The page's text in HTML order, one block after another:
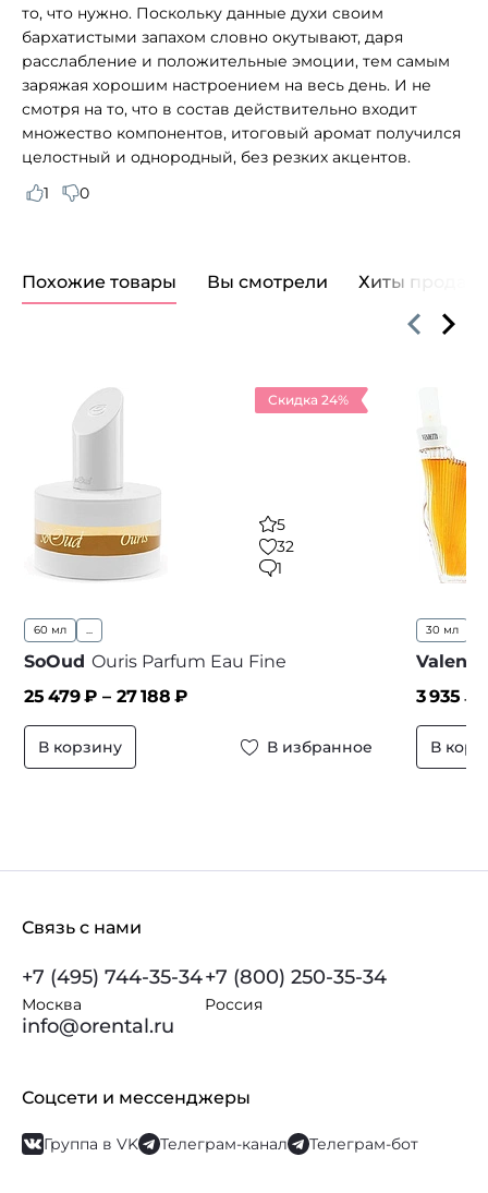
то, что нужно. Поскольку данные духи своим
бархатистыми запахом словно окутывают, даря
расслабление и положительные эмоции, тем самым
заряжая хорошим настроением на весь день. И не
смотря на то, что в состав действительно входит
множество компонентов, итоговый аромат получился
целостный и однородный, без резких акцентов.
1
0
Похожие товары Вы смотрели Хиты продаж
Скидка 24%
5
32
1
60 мл
SoOud Ouris Parfum Eau Fine
25 479₽ – 27 188 ₽
В корзину В избранное
30 мл
3 935 ₽
В
Связь с нами
+7 (495) 744-35-34
Москва
+7 (800) 250-35-34
Россия
info@orental.ru
Соцсети и мессенджеры
Группа в VK Телеграм-канал Телеграм-бот